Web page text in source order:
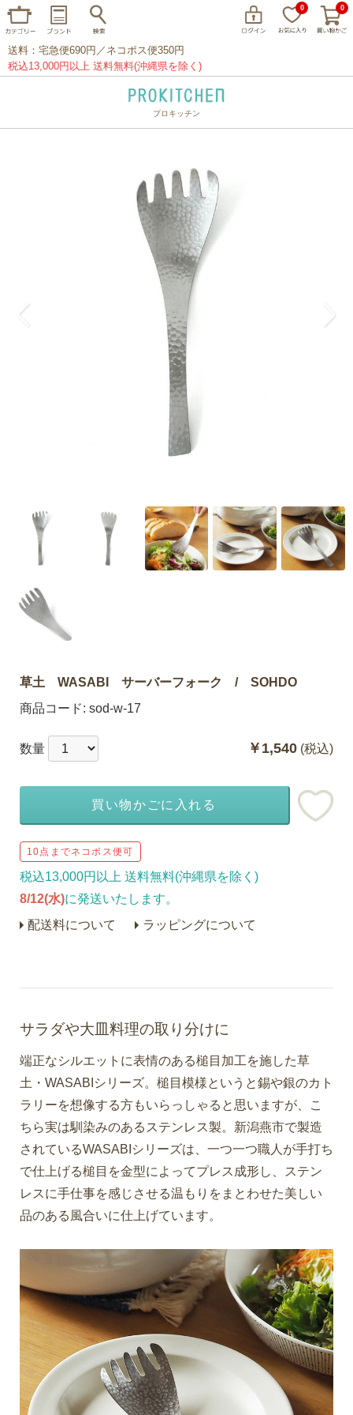
0 0
グラス カトラリー
プロキッチンオリジナル 山田工業所
マリメッコ つきじ常陸屋
送料：宅急便690円／ネコポス便350円
税込13,000円以上 送料無料(沖縄県を除く)
プロキッチン
草土 WASABI サーバーフォーク / SOHDO
商品コード: sod-w-17
￥1,540 (税込)
数量
買い物かごに入れる
10点までネコポス便可
税込13,000円以上 送料無料(沖縄県を除く)
8/12(水)に発送いたします。
配送料について
ラッピングについて
サラダや大皿料理の取り分けに
端正なシルエットに表情のある槌目加工を施した草
土・WASABIシリーズ。槌目模様というと錫や銀のカト
ラリーを想像する方もいらっしゃると思いますが、こ
ちら実は馴染みのあるステンレス製。新潟燕市で製造
されているWASABIシリーズは、一つ一つ職人が手打ち
で仕上げる槌目を金型によってプレス成形し、ステン
レスに手仕事を感じさせる温もりをまとわせた美しい
品のある風合いに仕上げています。